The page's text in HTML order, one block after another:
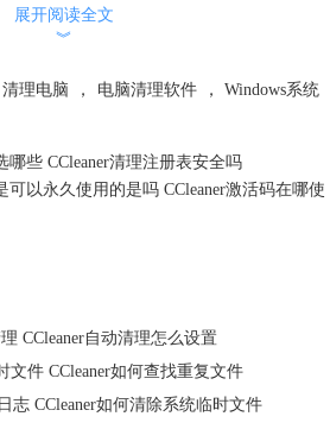
图1 运行CCleaner
见可清理的内容，如缺失的共享DLL，未
展开阅读全文
︾
清理电脑 ， 电脑清理软件 ，
Windows系统
哪些 CCleaner清理注册表安全吗
可以永久使用的是吗 CCleaner激活码在哪使
CCleaner自动清理怎么设置
文件 CCleaner如何查找重复文件
志 CCleaner如何清除系统临时文件